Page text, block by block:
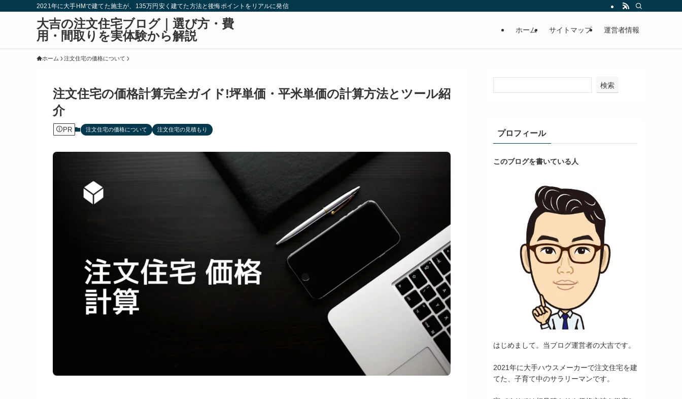
2021年に大手HMで建てた施主が、135万円安く建てた方法と後悔ポイントをリアルに発信
大吉の注文住宅ブログ｜選び方・費
用・間取りを実体験から解説
ホーム サイトマップ 運営者情報
ホーム 注文住宅の価格について
注文住宅の価格計算完全ガイド!坪単価・平米単価の計算方法とツール紹
介
PR 注文住宅の価格について 注文住宅の見積もり
検索
プロフィール
このブログを書いている人
はじめまして。当ブログ運営者の大吉です。
2021年に大手ハウスメーカーで注文住宅を建
てた、子育て中のサラリーマンです。